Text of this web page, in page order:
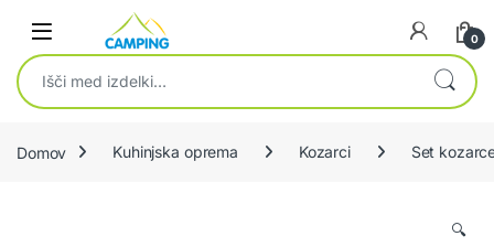
0
Išči:
Domov Kuhinjska oprema Kozarci Set
🔍